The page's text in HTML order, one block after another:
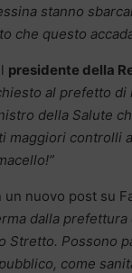
stanno
che questo
presidente della
al prefetto di
della Salute
maggiori controlli
nuovo post su
dalla
Possono
come